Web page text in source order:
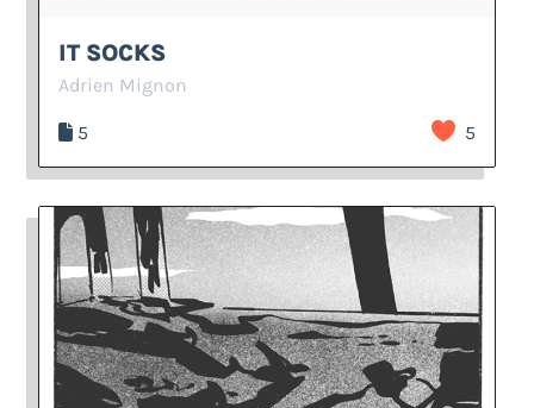
IT SOCKS
Adrien Mignon
5 5